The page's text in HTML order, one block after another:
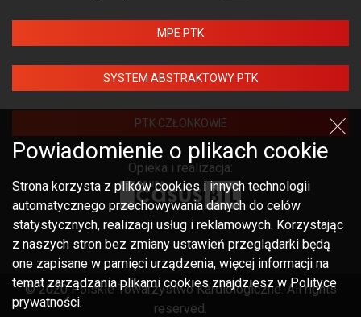
MPE PTK
SYSTEM ABSTRAKTOWY PTK
PTK CZŁONKOWIE
Opieka i realizacja:
© 2020 Polskie Towarzystwo Kardiologiczne. All rights
reserved.
Powiadomienie o plikach cookie
Strona korzysta z plików cookies i innych technologii
automatycznego przechowywania danych do celów
statystycznych, realizacji usług i reklamowych. Korzystając
z naszych stron bez zmiany ustawień przeglądarki będą
one zapisane w pamięci urządzenia, więcej informacji na
temat zarządzania plikami cookies znajdziesz w Polityce
prywatności.